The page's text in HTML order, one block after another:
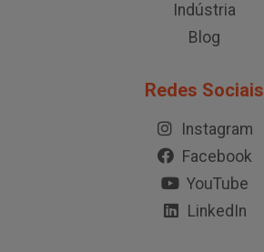
Indústria
Blog
Redes Sociais
Instagram
Facebook
YouTube
LinkedIn